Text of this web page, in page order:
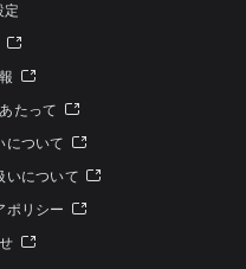
定
たって
について
いについて
ポリシー